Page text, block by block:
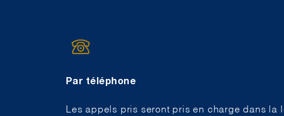
Par téléphone
Les appels pris seront pris en charge dans la